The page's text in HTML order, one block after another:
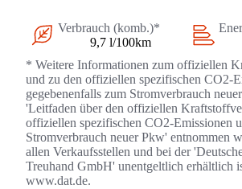
Verbrauch (komb.)*
9,7 l/100km
* Weitere Informationen zum offiziellen
und zu den offiziellen spezifischen CO2-
gegebenenfalls zum Stromverbrauch
'Leitfaden über den offiziellen
offiziellen spezifischen CO2-Emissionen
Stromverbrauch neuer Pkw' entnommen
allen Verkaufsstellen und bei der
Treuhand GmbH' unentgeltlich erhältlich
www.dat.de.